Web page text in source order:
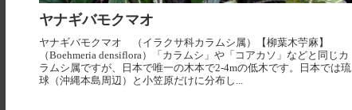
ヤナギバモクマオ
ヤナギバモクマオ （イラクサ科カラムシ属）【柳葉木苧麻】
（Boehmeria densiflora）「カラムシ」や「コアカソ」などと同じカ
ラムシ属ですが、日本で唯一の木本で2-4mの低木です。日本では琉
球（沖縄本島周辺）と小笠原だけに分布し...